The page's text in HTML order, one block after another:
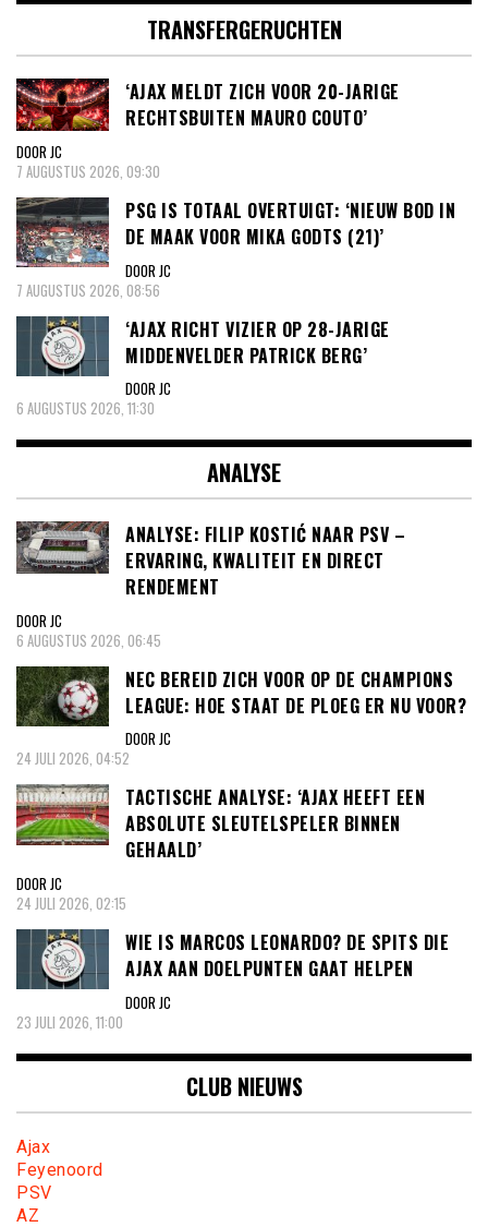
TRANSFERGERUCHTEN
‘AJAX MELDT ZICH VOOR 20-JARIGE
RECHTSBUITEN MAURO COUTO’
DOOR JC
7 AUGUSTUS 2026, 09:30
PSG IS TOTAAL OVERTUIGT: ‘NIEUW BOD IN
DE MAAK VOOR MIKA GODTS (21)’
DOOR JC
7 AUGUSTUS 2026, 08:56
‘AJAX RICHT VIZIER OP 28-JARIGE
MIDDENVELDER PATRICK BERG’
DOOR JC
6 AUGUSTUS 2026, 11:30
ANALYSE
ANALYSE: FILIP KOSTIĆ NAAR PSV –
ERVARING, KWALITEIT EN DIRECT
RENDEMENT
DOOR JC
6 AUGUSTUS 2026, 06:45
NEC BEREID ZICH VOOR OP DE CHAMPIONS
LEAGUE: HOE STAAT DE PLOEG ER NU VOOR?
DOOR JC
24 JULI 2026, 04:52
TACTISCHE ANALYSE: ‘AJAX HEEFT EEN
ABSOLUTE SLEUTELSPELER BINNEN
GEHAALD’
DOOR JC
24 JULI 2026, 02:15
WIE IS MARCOS LEONARDO? DE SPITS DIE
AJAX AAN DOELPUNTEN GAAT HELPEN
DOOR JC
23 JULI 2026, 11:00
CLUB NIEUWS
Ajax
Feyenoord
PSV
AZ